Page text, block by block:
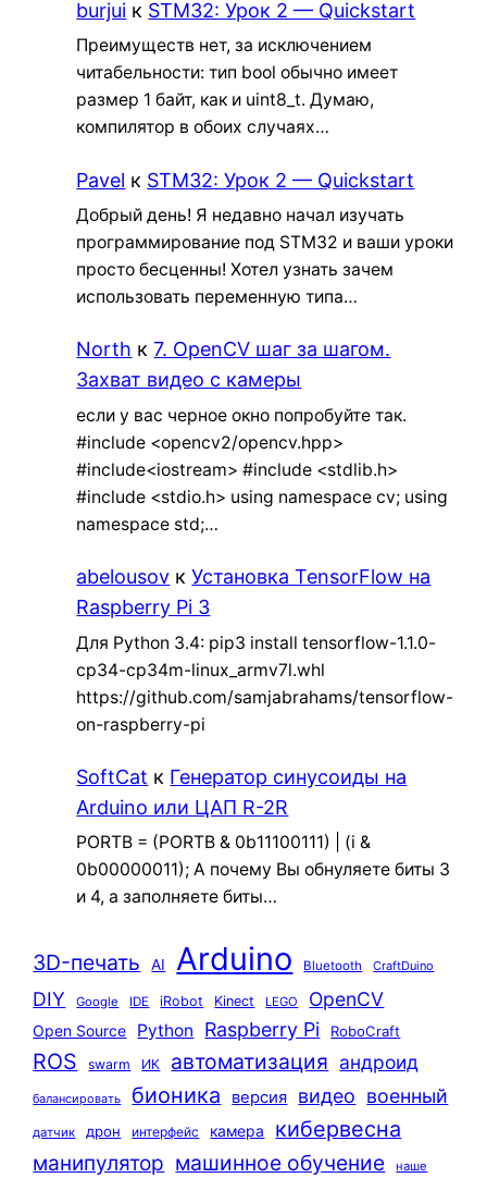
burjui к STM32: Урок 2 — Quickstart
Преимуществ нет, за исключением
читабельности: тип bool обычно имеет
размер 1 байт, как и uint8_t. Думаю,
компилятор в обоих случаях…
Pavel к STM32: Урок 2 — Quickstart
Добрый день! Я недавно начал изучать
программирование под STM32 и ваши уроки
просто бесценны! Хотел узнать зачем
использовать переменную типа…
North к7. OpenCV шаг за шагом.
Захват видео с камеры
если у вас черное окно попробуйте так.
#include <opencv2/opencv.hpp>
#include<iostream> #include <stdlib.h>
#include <stdio.h> using namespace cv; using
namespace std;…
abelousov кУстановка TensorFlow на
Raspberry Pi 3
Для Python 3.4: pip3 install tensorflow-1.1.0-
cp34-cp34m-linux_armv7l.whl
https://github.com/samjabrahams/tensorflow-
on-raspberry-pi
SoftCat к Генератор синусоиды на
Arduino или ЦАП R-2R
PORTB = (PORTB & 0b11100111) | (i &
0b00000011); А почему Вы обнуляете биты 3
и 4, а заполняете биты…
3D-печать AI Arduino Bluetooth CraftDuino
DIY Google IDE iRobot Kinect LEGO OpenCV
Open Source Python Raspberry Pi RoboCraft
ROS swarm ИК автоматизация андроид
балансировать бионика версия видео военный
датчик дрон интерфейс камера кибервесна
манипулятор машинное обучение наше